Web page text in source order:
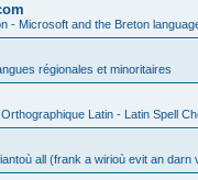
- Microsoft and the Breton
régionales et minoritaires
Latin - Latin Spell
all (frank a wirioù evit an darn